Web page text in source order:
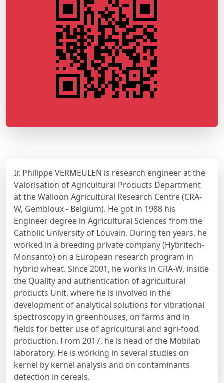
Ir. Philippe VERMEULEN is research engineer at the
Valorisation of Agricultural Products Department
at the Walloon Agricultural Research Centre (CRA-
W, Gembloux - Belgium). He got in 1988 his
Engineer degree in Agricultural Sciences from the
Catholic University of Louvain. During ten years, he
worked in a breeding private company (Hybritech-
Monsanto) on a European research program in
hybrid wheat. Since 2001, he works in CRA-W, inside
the Quality and authentication of agricultural
products Unit, where he is involved in the
development of analytical solutions for vibrational
spectroscopy in greenhouses, on farms and in
fields for better use of agricultural and agri-food
production. From 2017, he is head of the Mobilab
laboratory. He is working in several studies on
kernel by kernel analysis and on contaminants
detection in cereals.